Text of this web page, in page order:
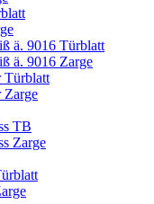
ä. 9016 Türblatt
ä. 9016 Zarge
Türblatt
Zarge
TB
Zarge